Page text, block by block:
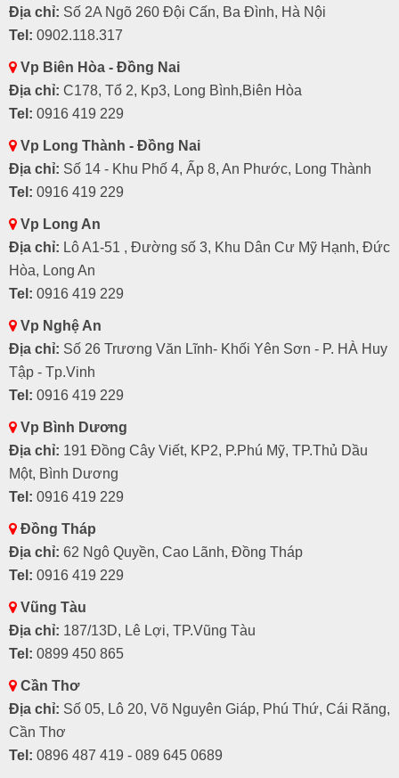
Địa chỉ: Số 2A Ngõ 260 Đội Cấn, Ba Đình, Hà Nội
Tel: 0902.118.317
Vp Biên Hòa - Đồng Nai
Địa chỉ: C178, Tổ 2, Kp3, Long Bình,Biên Hòa
Tel: 0916 419 229
Vp Long Thành - Đồng Nai
Địa chỉ: Số 14 - Khu Phố 4, Ấp 8, An Phước, Long Thành
Tel: 0916 419 229
Vp Long An
Địa chỉ: Lô A1-51 , Đường số 3, Khu Dân Cư Mỹ Hạnh, Đức
Hòa, Long An
Tel: 0916 419 229
Vp Nghệ An
Địa chỉ: Số 26 Trương Văn Lĩnh- Khối Yên Sơn - P. HÀ Huy
Tập - Tp.Vinh
Tel: 0916 419 229
Vp Bình Dương
Địa chỉ: 191 Đồng Cây Viết, KP2, P.Phú Mỹ, TP.Thủ Dầu
Một, Bình Dương
Tel: 0916 419 229
Đồng Tháp
Địa chỉ: 62 Ngô Quyền, Cao Lãnh, Đồng Tháp
Tel: 0916 419 229
Vũng Tàu
Địa chỉ: 187/13D, Lê Lợi, TP.Vũng Tàu
Tel: 0899 450 865
Cần Thơ
Địa chỉ: Số 05, Lô 20, Võ Nguyên Giáp, Phú Thứ, Cái Răng,
Cần Thơ
Tel: 0896 487 419 - 089 645 0689